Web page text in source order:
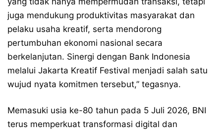
juga mendukung produktivitas masyarakat dan
pelaku usaha kreatif, serta mendorong
pertumbuhan ekonomi nasional secara
berkelanjutan. Sinergi dengan Bank Indonesia
melalui Jakarta Kreatif Festival menjadi salah satu
wujud nyata komitmen tersebut,” tegasnya.
Memasuki usia ke-80 tahun pada 5 Juli 2026, BNI
terus memperkuat transformasi digital dan